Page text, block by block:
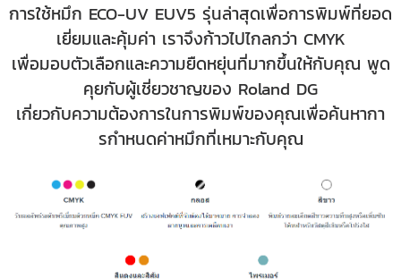
การใช้หมึก ECO-UV EUV5 รุ่นล่าสุดเพื่อการพิมพ์ที่ยอด
เยี่ยมและคุ้มค่า เราจึงก้าวไปไกลกว่า CMYK
เพื่อมอบตัวเลือกและความยืดหยุ่นที่มากขึ้นให้กับคุณ พูด
คุยกับผู้เชี่ยวชาญของ Roland DG
เกี่ยวกับความต้องการในการพิมพ์ของคุณเพื่อค้นหากา
รกําหนดค่าหมึกที่เหมาะกับคุณ